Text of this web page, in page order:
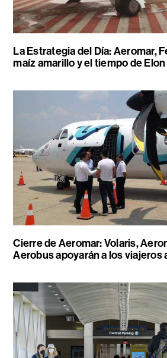
La Estrategia del Día: Aeromar,
maíz amarillo y el tiempo de
Cierre de Aeromar: Volaris,
Aerobus apoyarán a los viajeros